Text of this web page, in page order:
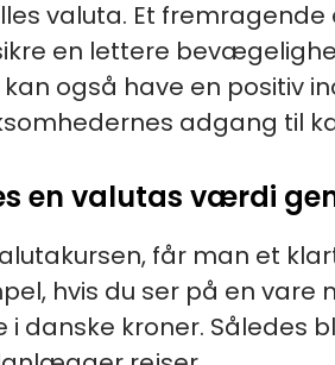
valuta. Et fremragende
en lettere
også have en positiv
adgang til
en valutas værdi
får man et
hvis du ser på en
i danske kroner.